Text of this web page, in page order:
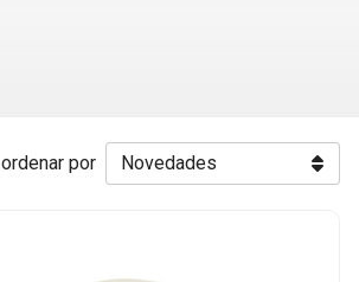
ordenar por